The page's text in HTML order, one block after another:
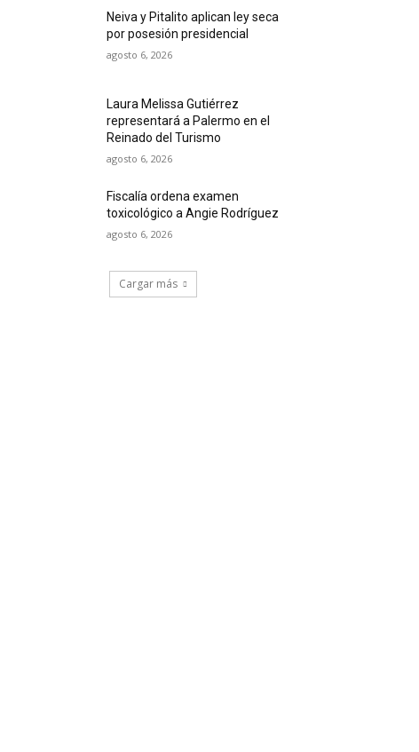
Neiva y Pitalito aplican ley seca
por posesión presidencial
agosto 6, 2026
Laura Melissa Gutiérrez
representará a Palermo en el
Reinado del Turismo
agosto 6, 2026
Fiscalía ordena examen
toxicológico a Angie Rodríguez
agosto 6, 2026
Cargar más